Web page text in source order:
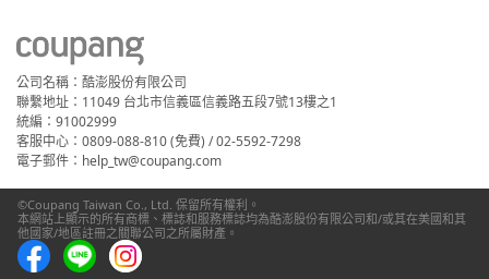
公司名稱：酷澎股份有限公司
聯繫地址：11049 台北市信義區信義路五段7號13樓之1
統編：91002999
客服中心：0809-088-810 (免費) / 02-5592-7298
電子郵件：help_tw@coupang.com
©Coupang Taiwan Co., Ltd. 保留所有權利。
本網站上顯示的所有商標、標誌和服務標誌均為酷澎股份有限公司和/或其在美國和其
他國家/地區註冊之關聯公司之所屬財產。